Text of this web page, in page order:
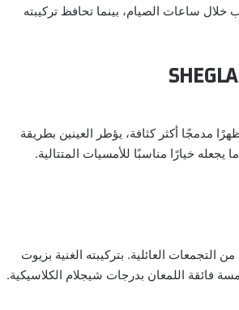
خلال ساعات الصيام، بينما تحافظ تركيبته
مدمجًا أكثر كثافة، يؤطر العينين بطريقة
العائلية. بتركيبته الغنية بزيوت
فائقة اللمعان بدرجات شيجلام الكلاسيكية.